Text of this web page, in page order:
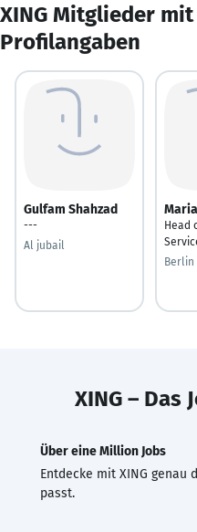
XING Mitglieder
Profilangaben
Gulfam Shahzad
---
Al jubail
Head
Berlin
XING – Das
Über eine Million Jobs
Entdecke mit XING genau
passt.